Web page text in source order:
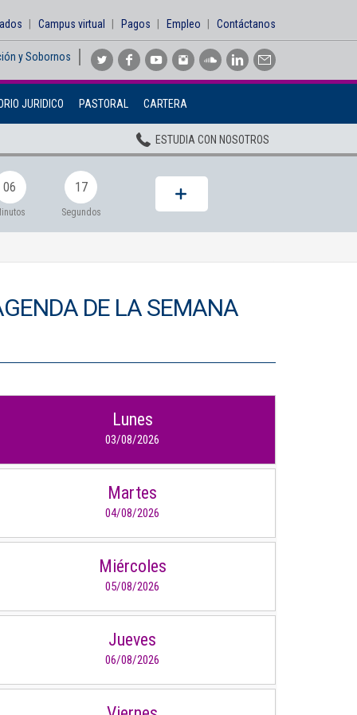
Campus virtual Pagos Empleo Contáctanos
y Sobornos
JURIDICO PASTORAL CARTERA
ESTUDIA CON NOSOTROS
06 15
Segundos
DE LA SEMANA
Lunes
03/08/2026
Martes
04/08/2026
Miércoles
05/08/2026
Jueves
06/08/2026
Inicio
Institucional
Pregrados
Posgrados
Planta Docente
Centros
Consultorio Juridico
CARTERA
Estudiantes
Docentes
Campus virtual
Pagos